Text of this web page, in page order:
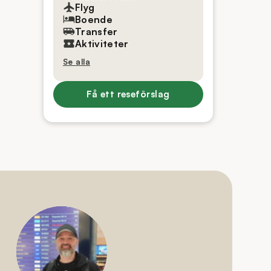
Flyg
Boende
Transfer
Aktiviteter
Se alla
Få ett reseförslag